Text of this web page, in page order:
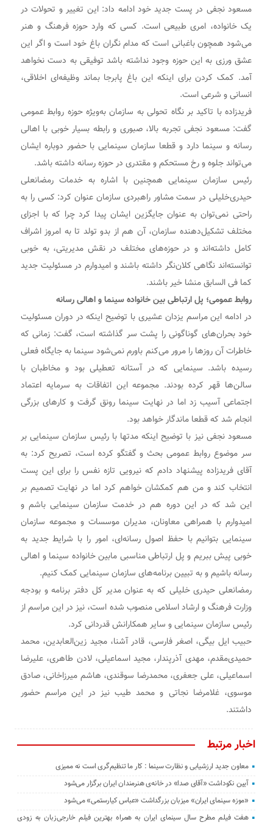
مسعود نجفی در پست جدید خود ادامه داد: این تغییر و تحولات در
یک خانواده، امری طبیعی است. کسی که وارد حوزه فرهنگ و هنر
می‌شود همچون باغبانی است که مدام نگران باغ خود است و اگر این
عشق ورزی به این حوزه وجود نداشته باشد توفیقی به دست نخواهد
آمد. کمک کردن برای اینکه این باغ پابرجا بماند وظیفه‌ای اخلاقی،
انسانی و شرعی است.
فریدزاده با تاکید بر نگاه تحولی به سازمان به‌ویژه حوزه روابط عمومی
گفت: مسعود نجفی تجربه بالا، صبوری و رابطه بسیار خوبی با اهالی
رسانه و سینما دارد و قطعا سازمان سینمایی با حضور دوباره ایشان
می‌تواند جلوه و رخ مستحکم و مقتدری در حوزه رسانه داشته باشد.
رئیس سازمان سینمایی همچنین با اشاره به خدمات رمضانعلی
حیدری‌خلیلی در سمت مشاور راهبردی سازمان عنوان کرد: کسی را به
راحتی نمی‌توان به عنوان جایگزین ایشان پیدا کرد چرا که با اجزای
مختلف تشکیل‌دهنده سازمان، آن هم از بدو تولد تا به امروز اشراف
کامل داشته‌اند و در حوزه‌های مختلف در نقش مدیریتی، به خوبی
توانسته‌اند نگاهی کلان‌نگر داشته باشند و امیدوارم در مسئولیت جدید
کما فی السابق منشا خیر باشند.
روابط عمومی؛ پل ارتباطی بین خانواده سینما و اهالی رسانه
در ادامه این مراسم یزدان عشیری با توضیح اینکه در دوران مسئولیت
خود بحران‌های گوناگونی را پشت سر گذاشته است، گفت: زمانی که
خاطرات آن روزها را مرور می‌کنم باورم نمی‌شود سینما به جایگاه فعلی
رسیده باشد. سینمایی که در آستانه تعطیلی بود و مخاطبان با
سالن‌ها قهر کرده بودند. مجموعه این اتفاقات به سرمایه اعتماد
اجتماعی آسیب زد اما در نهایت سینما رونق گرفت و کارهای بزرگی
انجام شد که قطعا ماندگار خواهد بود.
مسعود نجفی نیز با توضیح اینکه مدتها با رئیس سازمان سینمایی بر
سر موضوع روابط عمومی بحث و گفتگو کرده است، تصریح کرد: به
آقای فریدزاده پیشنهاد دادم که نیرویی تازه نفس را برای این پست
انتخاب کند و من هم کمکشان خواهم کرد اما در نهایت تصمیم بر
این شد که در این دوره هم در خدمت سازمان سینمایی باشم و
امیدوارم با همراهی معاونان، مدیران موسسات و مجموعه سازمان
سینمایی بتوانیم با حفظ اصول رسانه‌ای، امور را با شرایط جدید به
خوبی پیش ببریم و پل ارتباطی مناسبی مابین خانواده سینما و اهالی
رسانه باشیم و به تبیین برنامه‌های سازمان سینمایی کمک کنیم.
رمضانعلی حیدری خلیلی که به عنوان مدیر کل دفتر برنامه و بودجه
وزارت فرهنگ و ارشاد اسلامی منصوب شده است، نیز در این مراسم از
رئیس سازمان سینمایی و سایر همکارانش قدردانی کرد.
حبیب ایل بیگی، اصغر فارسی، قادر آشنا، مجید زین‌العابدین، محمد
حمیدی‌مقدم، مهدی آذرپندار، مجید اسماعیلی، لادن طاهری، علیرضا
اسماعیلی، علی جعفری، محمدرضا سوقندی، هاشم میرزاخانی، صادق
موسوی، غلامرضا نجاتی و محمد طیب نیز در این مراسم حضور
داشتند.
اخبار مرتبط
معاون جدید ارزشیابی و نظارت سینما : کار ما تنظیم‌گری است نه ممیزی
آیین نکوداشت «آقای صدا» در خانه‌ی هنرمندان ایران برگزار می‌شود
«موزه سینمای ایران» میزبان بزرگداشت «عباس کیارستمی» می‌شود
هفت فیلم مطرح سال سینمای ایران به همراه بهترین فیلم خارجی‌زبان به زودی